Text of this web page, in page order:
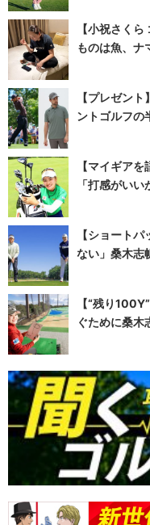
【小祝さく
ものは魚、ナ
【プレゼン
ントゴルフの
【マイギア
「打感がいい
【ショート
ない」桑木志
【“残り
ぐために桑木